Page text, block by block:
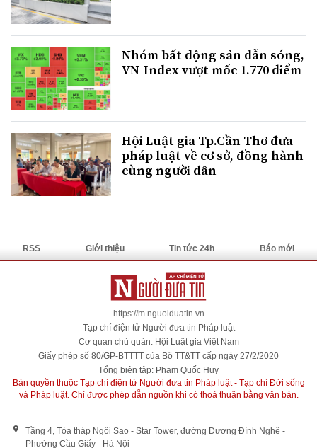
Nhóm bất động sản dẫn sóng,
VN-Index vượt mốc 1.770 điểm
Hội Luật gia Tp.Cần Thơ đưa
pháp luật về cơ sở, đồng hành
cùng người dân
RSS Giới thiệu Tin tức 24h Báo mới
https://m.nguoiduatin.vn
Tạp chí điện tử Người đưa tin Pháp luật
Cơ quan chủ quản: Hội Luật gia Việt Nam
Giấy phép số 80/GP-BTTTT của Bộ TT&TT cấp ngày 27/2/2020
Tổng biên tập: Phạm Quốc Huy
Bản quyền thuộc Tạp chí điện tử Người đưa tin Pháp luật - Tạp chí Đời sống
và Pháp luật. Chỉ được phép dẫn nguồn khi có thoả thuận bằng văn bản.
Tầng 4, Tòa tháp Ngôi Sao - Star Tower, đường Dương Đình Nghệ -
Phường Cầu Giấy - Hà Nội